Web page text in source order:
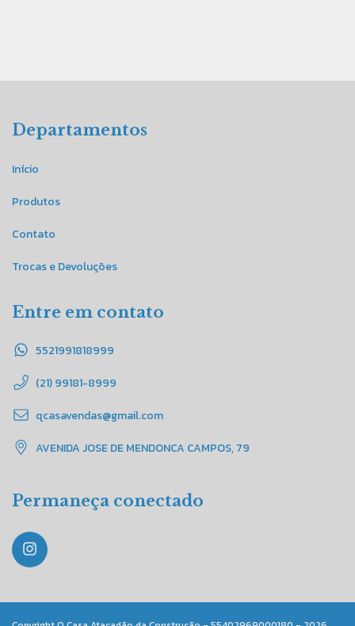
Departamentos
Início
Produtos
Contato
Trocas e Devoluções
Entre em contato
5521991818999
(21) 99181-8999
qcasavendas@gmail.com
AVENIDA JOSE DE MENDONCA CAMPOS, 79
Permaneça conectado